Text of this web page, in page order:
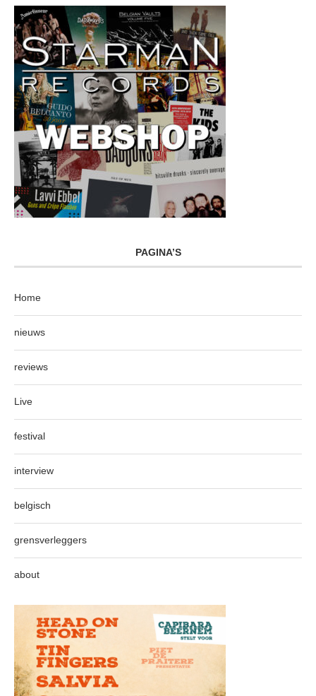
PAGINA’S
Home
nieuws
reviews
Live
festival
interview
belgisch
grensverleggers
about